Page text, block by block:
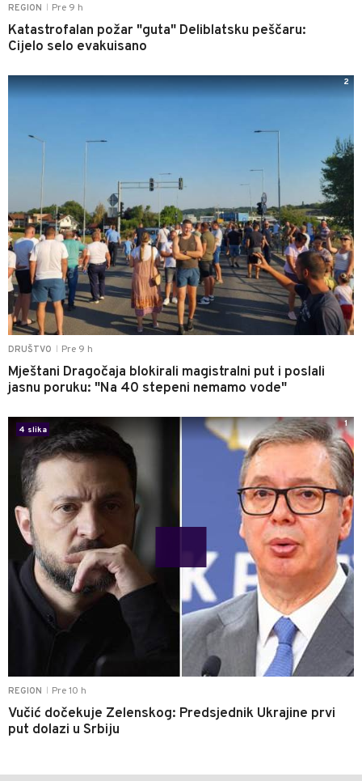
REGION Pre 9 h
Katastrofalan požar "guta" Deliblatsku peščaru:
Cijelo selo evakuisano
DRUŠTVO Pre 9 h
Mještani Dragočaja blokirali magistralni put i poslali
jasnu poruku: "Na 40 stepeni nemamo vode"
2
REGION Pre 10 h
Vučić dočekuje Zelenskog: Predsjednik Ukrajine prvi
put dolazi u Srbiju
4 slika
1